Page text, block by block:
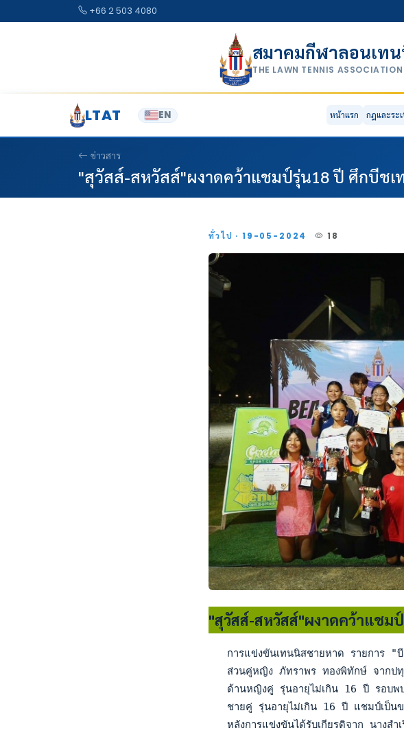
+66 2 503 4080
สมาคมกีฬาลอนเท
THE LAWN TENNIS
LTAT EN หน้าแรก กฎและระ
ข่าวสาร
"สุวัสส์-สหวัสส์"ผงาดคว้าแชมป์รุ่น18 ปี ศึกบีชเ
ทั่วไป · 19-05-2024 18
"สุวัสส์-สหวัสส์"ผงาดคว้าแชม
การแข่งขันเทนนิสชายหาด รายการ
ส่วนคู่หญิง ภัทราพร ทองพิทักษ์ จากป
ด้านหญิงคู่ รุ่นอายุไม่เกิน 16 ปี รอบ
ชายคู่ รุ่นอายุไม่เกิน 16 ปี แชมป์เป็น
หลังการแข่งขันได้รับเกียรติจาก นางส